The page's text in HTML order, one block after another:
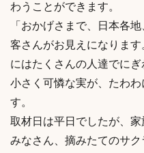
わうことができます。
「おかげさまで、日本各
客さんがお見えになりま
にはたくさんの人達でにぎ
小さく可憐な実が、たわ
す。
取材日は平日でしたが、家
みなさん、摘みたてのサク